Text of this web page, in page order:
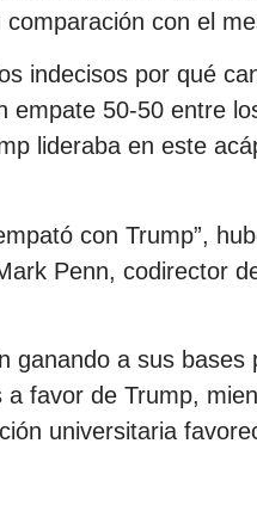
con el
indecisos por qué
empate 50-50 entre
lideraba en este
con Trump”,
Penn, codirector
ganando a sus bases
favor de Trump,
universitaria